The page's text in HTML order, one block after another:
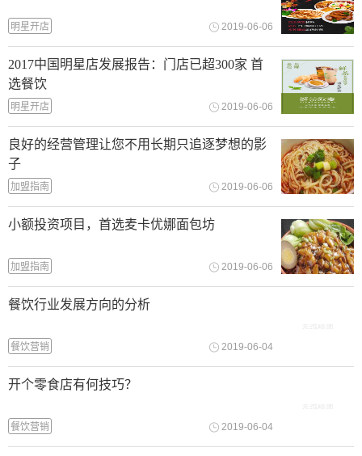
2019-06-06
明星开店
2017中国明星店发展报告：门店已超300家 首
选餐饮
2019-06-06
明星开店
良好的经营管理让您不用长期只追逐梦想的影
子
2019-06-06
加盟指南
小额投资项目，首选麦卡优娜面包坊
2019-06-06
加盟指南
餐饮行业发展方向的分析
2019-06-04
餐饮营销
开个零食店有何技巧？
2019-06-04
餐饮营销